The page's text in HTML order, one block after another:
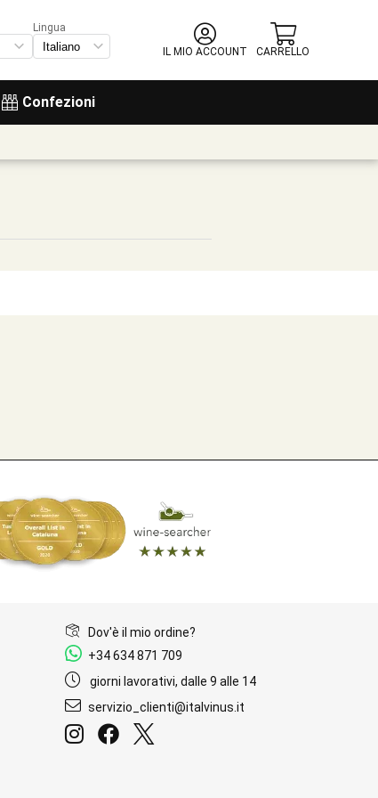
Confezioni
Lingua
IL MIO ACCOUNT
CARRELLO
Dov'è il mio ordine?
+34 634 871 709
giorni lavorativi, dalle 9 alle 14
servizio_clienti@italvinus.it